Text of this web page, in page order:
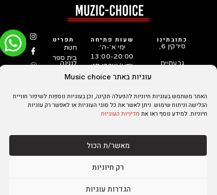
עוגיות באתר Music choice
האתר משתמש בעוגיות חיוניות להפעלה תקינה, וכן בעוגיות נוספות לשיפור חוויית
הגלישה וניתוח שימוש. ניתן לאשר את כל סוגי העוגיות או לאפשר רק עוגיות
חיוניות. למידע נוסף ראו את מדיניות העוגיות
מאשר/ת הכול
רק חיוניות
הגדרות עוגיות
כתובתינו
סירקין 6,
גבעתיים
שעות פתיחה
ימי א׳-ה׳:
13:00-20:00
ימי ו׳ וערבי חג:
10:00-15:00
תפריט
חנות
בית ספר
לנגינה
המדריך
לבחירת
סטאפ
לגיטרות
על ידי
מדיניות הפרטיות מדיניות עוגיות
תקנון אתר
יצירת קשר מקדם אתרים